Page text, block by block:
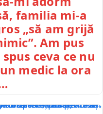
familia mi-a
„să am grijă
Am pus
ceva ce nu
medic la ora